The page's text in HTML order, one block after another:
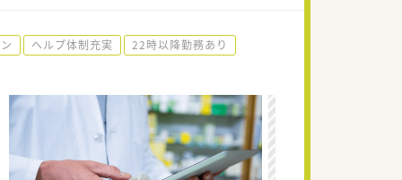
ヘルプ体制充実
22時以降勤務あり